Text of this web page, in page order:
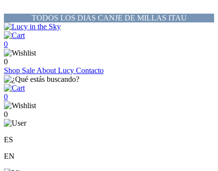
TODOS LOS DIAS CANJE DE MILLAS ITAU
0
0
Shop Sale About Lucy Contacto
0
0
ES
EN